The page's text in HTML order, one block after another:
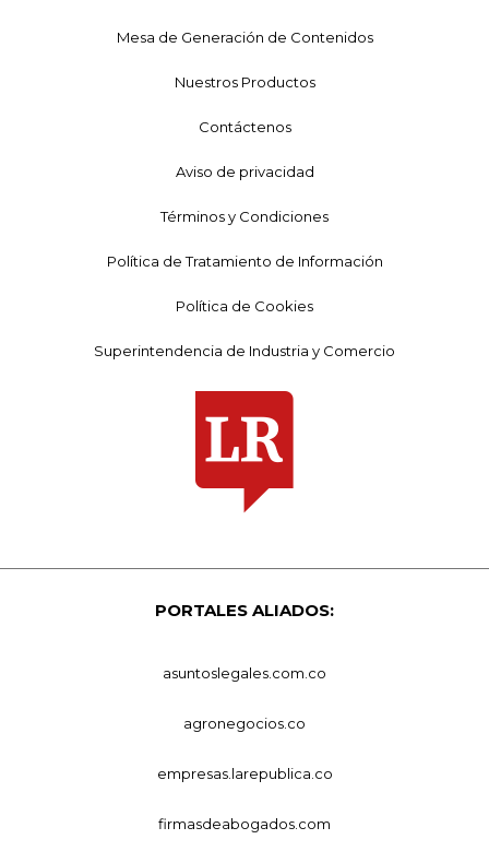
Mesa de Generación de Contenidos
Nuestros Productos
Contáctenos
Aviso de privacidad
Términos y Condiciones
Política de Tratamiento de Información
Política de Cookies
Superintendencia de Industria y Comercio
PORTALES ALIADOS:
asuntoslegales.com.co
agronegocios.co
empresas.larepublica.co
firmasdeabogados.com